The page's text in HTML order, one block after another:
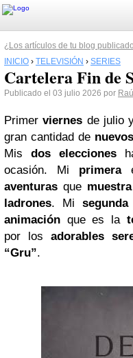
¿Los artículos de tu blog
INICIO › TELEVISIÓN › SERIES
Cartelera Fin de
Publicado el 03 julio 2026 por
Primerviernes de julio
gran cantidad de
Mis dos elecciones
ocasión. Mi primera
aventuras que muestra
ladrones. Misegunda
animación que es la
por los adorables
“Gru”.